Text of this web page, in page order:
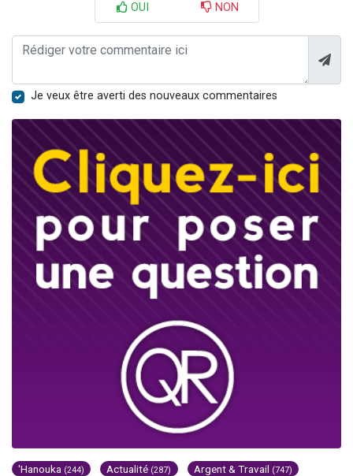
OUI NON
Je veux être averti des nouveaux commentaires
'Hanouka (244) Actualité (287) Argent & Travail (747)